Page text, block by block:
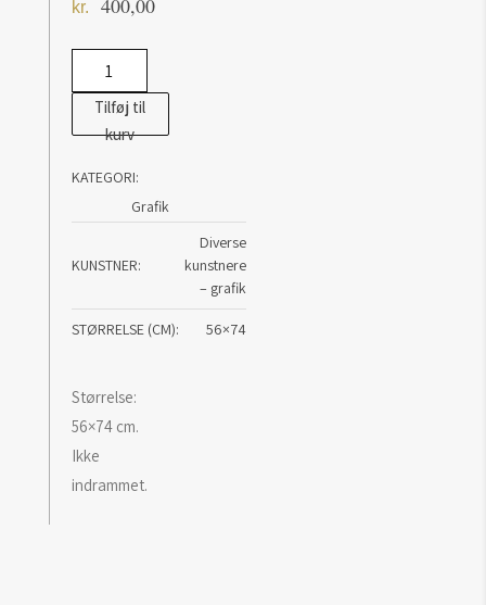
kr. 400,00
Grafik
af
Madsen:
Tilføj til
kurv
KATEGORI:
Grafik
KUNSTNER
Diverse
kunstnere
– grafik
STØRRELSE (CM) 56×74
Størrelse:
56×74 cm.
Ikke
indrammet.